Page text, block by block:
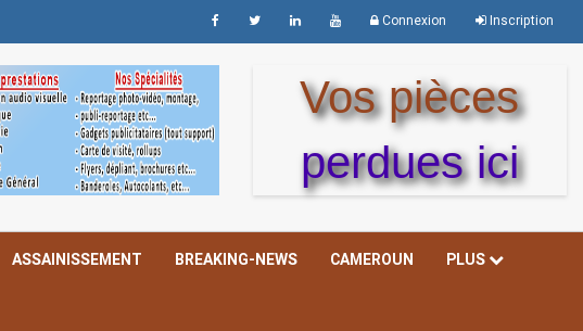
Connexion Inscription
Vos pièces
perdues ici
ASSAINISSEMENT BREAKING-NEWS CAMEROUN PLUS